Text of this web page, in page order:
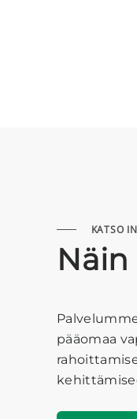
KATSO
pääomaa